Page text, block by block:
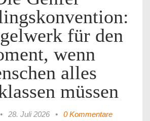
für den
wenn
alles
müssen
• 28. Juli 2026 • 0 Kommentare